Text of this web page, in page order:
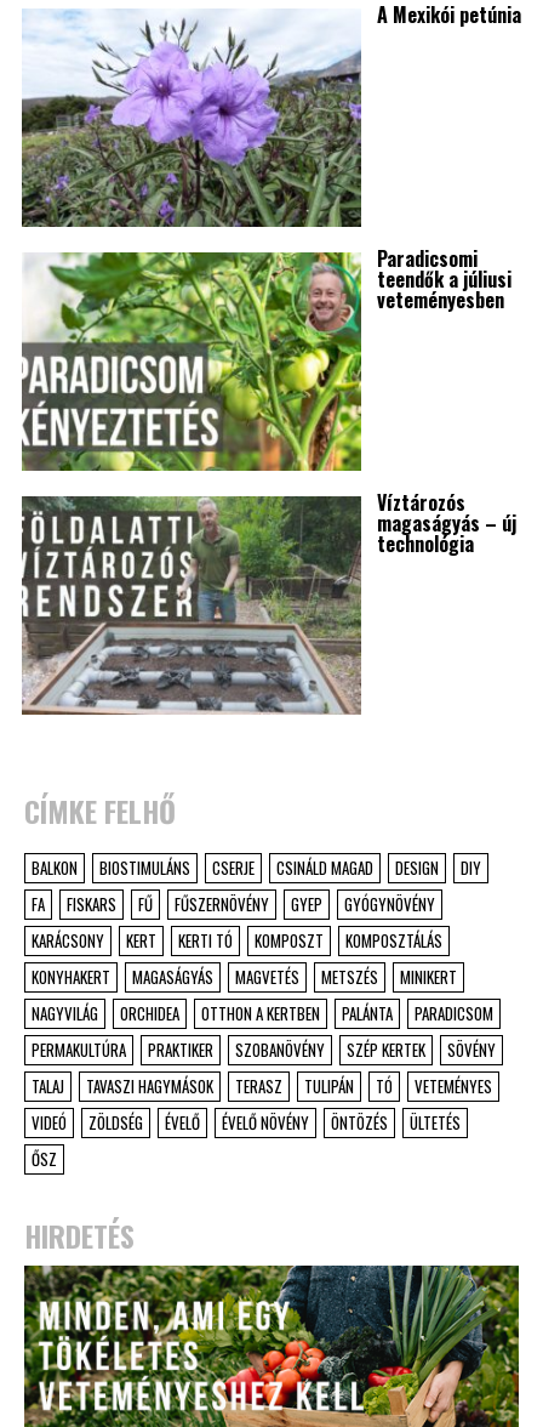
A Mexikói petúnia
Paradicsomi
teendők a júliusi
veteményesben
Víztározós
magaságyás – új
technológia
CÍMKE FELHŐ
BALKON BIOSTIMULÁNS CSERJE CSINÁLD MAGAD DESIGN
DIY
FA
FISKARS FŰ FŰSZERNÖVÉNY GYEP
GYÓGYNÖVÉNY
KARÁCSONY
KERT KERTI TÓ KOMPOSZT
KOMPOSZTÁLÁS
KONYHAKERT
MAGASÁGYÁS MAGVETÉS METSZÉS
MINIKERT
NAGYVILÁG
ORCHIDEA OTTHON A KERTBEN PALÁNTA
PARADICSOM
PERMAKULTÚRA
PRAKTIKER SZOBANÖVÉNY SZÉP KERTEK
SÖVÉNY
TALAJ
TAVASZI HAGYMÁSOK TERASZ TULIPÁN TÓ
VETEMÉNYES
VIDEÓ
ZÖLDSÉG ÉVELŐ ÉVELŐ NÖVÉNY ÖNTÖZÉS
ÜLTETÉS
ŐSZ
HIRDETÉS